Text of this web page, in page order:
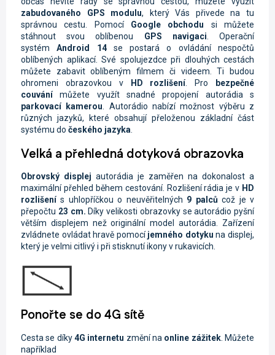
zabudovaného GPS modulu, který Vás přivede na tu
správnou cestu. Pomocí Google obchodu si můžete
stáhnout svou oblíbenou GPS navigaci . Operační
systémAndroid 14se postará o ovládání nespočtů
oblíbených aplikací. Své spolujezdce při dlouhých cestách
můžete zabavit oblíbeným filmem či videem. Ti budou
ohromeni obrazovkou v
HD rozlišení. Pro
bezpečné
couvánímůžete využít snadné propojení autorádia s
parkovací kamerou
Autorádio nabízí možnost výběru z
různých jazyků, které obsahují přeloženou základní část
systému do českého jazyka
Velká a přehledná dotyková obrazovka
Obrovský displej autorádia je zaměřen na dokonalost a
maximální přehled během cestování. Rozlišení rádia je v HD
rozlišenís uhlopříčkou o neuvěřitelných 9 palcůcož je v
přepočtu 23 cm. Díky velikosti obrazovky se autorádio pyšní
větším displejem než originální model autorádia. Zařízení
zvládnete ovládat hravě pomocíjemného dotyku na displej,
který je velmi citlivý i při stisknutí ikony v rukavicích.
Ponořte se do 4G sítě
Cesta se díky 4G internetu změní na online zážitek. Můžete
například